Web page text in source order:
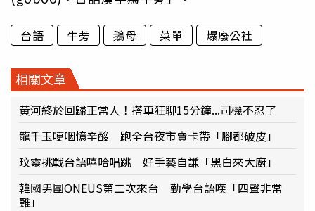
台語 牛蒡 鵝母 菜單 爆廢公社
相關文章
黃河終於回歸正常人！搭車狂聊15分鐘...司機不忍了
龍千玉哽咽憶辛酸 跑全台夜市賣卡帶「腳都破皮」
玟靈挑戰台語嘻哈唱跳 好手藝自謙「黑白來大廚」
韓國男團ONEUS第二次來台 勤學台語嘆「四聲非常
難」